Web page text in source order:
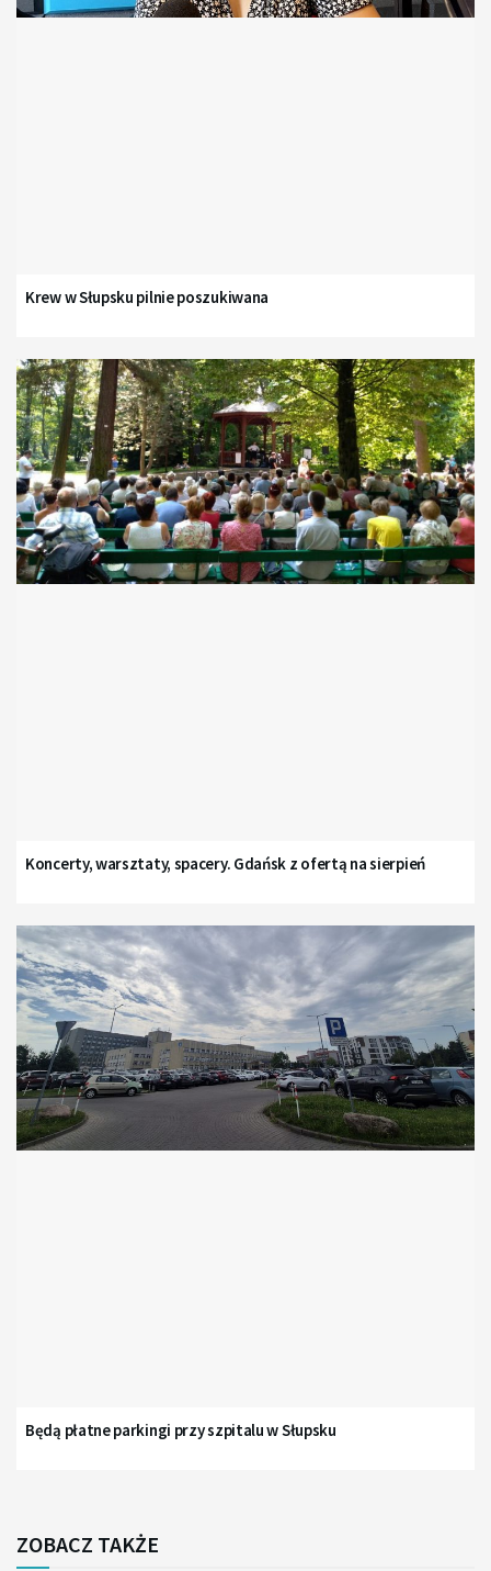
Krew w Słupsku pilnie poszukiwana
Koncerty, warsztaty, spacery. Gdańsk z ofertą na sierpień
Będą płatne parkingi przy szpitalu w Słupsku
ZOBACZ TAKŻE